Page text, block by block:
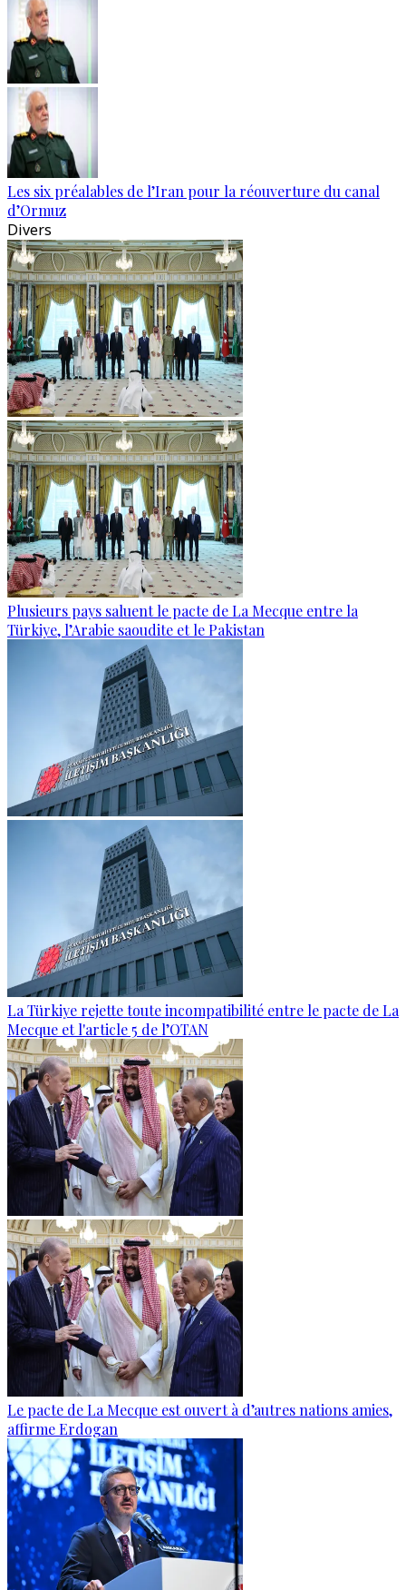
Les six préalables de l’Iran pour la réouverture du canal
d’Ormuz
Divers
Plusieurs pays saluent le pacte de La Mecque entre la
Türkiye, l’Arabie saoudite et le Pakistan
La Türkiye rejette toute incompatibilité entre le pacte de La
Mecque et l'article 5 de l’OTAN
Le pacte de La Mecque est ouvert à d’autres nations amies,
affirme Erdogan